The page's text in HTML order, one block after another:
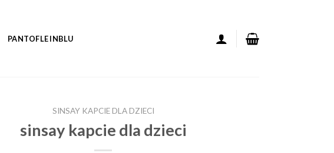
PANTOFLE INBLU
SINSAY KAPCIE DLA DZIECI
sinsay kapcie dla dzieci